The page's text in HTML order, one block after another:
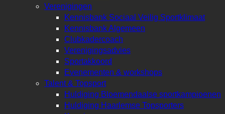
Verenigingen
Kennisbank Sociaal Veilig Sportklimaat
Kennisbank Algemeen
Clubkadercoach
Verenigingsadvies
Sportakkoord
Evenementen & workshops
Talent & Topsport
Huldiging Bloemendaalse sportkampioenen
Huldiging Haarlemse Topsporters